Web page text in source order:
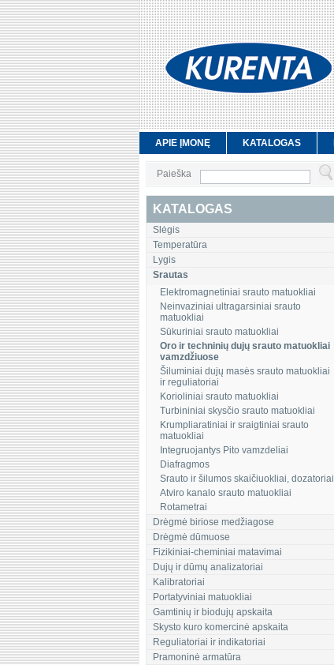
APIE ĮMONĘ KATALOGAS
Paieška
KATALOGAS
Slėgis
Temperatūra
Lygis
Srautas
Elektromagnetiniai srauto matuokliai
Neinvaziniai ultragarsiniai srauto
matuokliai
Sūkuriniai srauto matuokliai
Oro ir techninių dujų srauto matuokliai
vamzdžiuose
Šiluminiai dujų masės srauto matuokliai
ir reguliatoriai
Korioliniai srauto matuokliai
Turbininiai skysčio srauto matuokliai
Krumpliaratiniai ir sraigtiniai srauto
matuokliai
Integruojantys Pito vamzdeliai
Diafragmos
Srauto ir šilumos skaičiuokliai, dozatoriai
Atviro kanalo srauto matuokliai
Rotametrai
Drėgmė biriose medžiagose
Drėgmė dūmuose
Fizikiniai-cheminiai matavimai
Dujų ir dūmų analizatoriai
Kalibratoriai
Portatyviniai matuokliai
Gamtinių ir biodujų apskaita
Skysto kuro komercinė apskaita
Reguliatoriai ir indikatoriai
Pramoninė armatūra